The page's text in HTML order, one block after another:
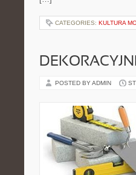
CATEGORIES: KULTURA
POSTED BY ADMIN